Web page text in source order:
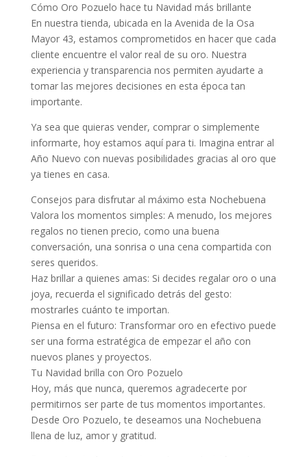
Cómo Oro Pozuelo hace tu Navidad más brillante
En nuestra tienda, ubicada en la Avenida de la Osa
Mayor 43, estamos comprometidos en hacer que cada
cliente encuentre el valor real de su oro. Nuestra
experiencia y transparencia nos permiten ayudarte a
tomar las mejores decisiones en esta época tan
importante.
Ya sea que quieras vender, comprar o simplemente
informarte, hoy estamos aquí para ti. Imagina entrar al
Año Nuevo con nuevas posibilidades gracias al oro que
ya tienes en casa.
Consejos para disfrutar al máximo esta Nochebuena
Valora los momentos simples: A menudo, los mejores
regalos no tienen precio, como una buena
conversación, una sonrisa o una cena compartida con
seres queridos.
Haz brillar a quienes amas: Si decides regalar oro o una
joya, recuerda el significado detrás del gesto:
mostrarles cuánto te importan.
Piensa en el futuro: Transformar oro en efectivo puede
ser una forma estratégica de empezar el año con
nuevos planes y proyectos.
Tu Navidad brilla con Oro Pozuelo
Hoy, más que nunca, queremos agradecerte por
permitirnos ser parte de tus momentos importantes.
Desde Oro Pozuelo, te deseamos una Nochebuena
llena de luz, amor y gratitud.